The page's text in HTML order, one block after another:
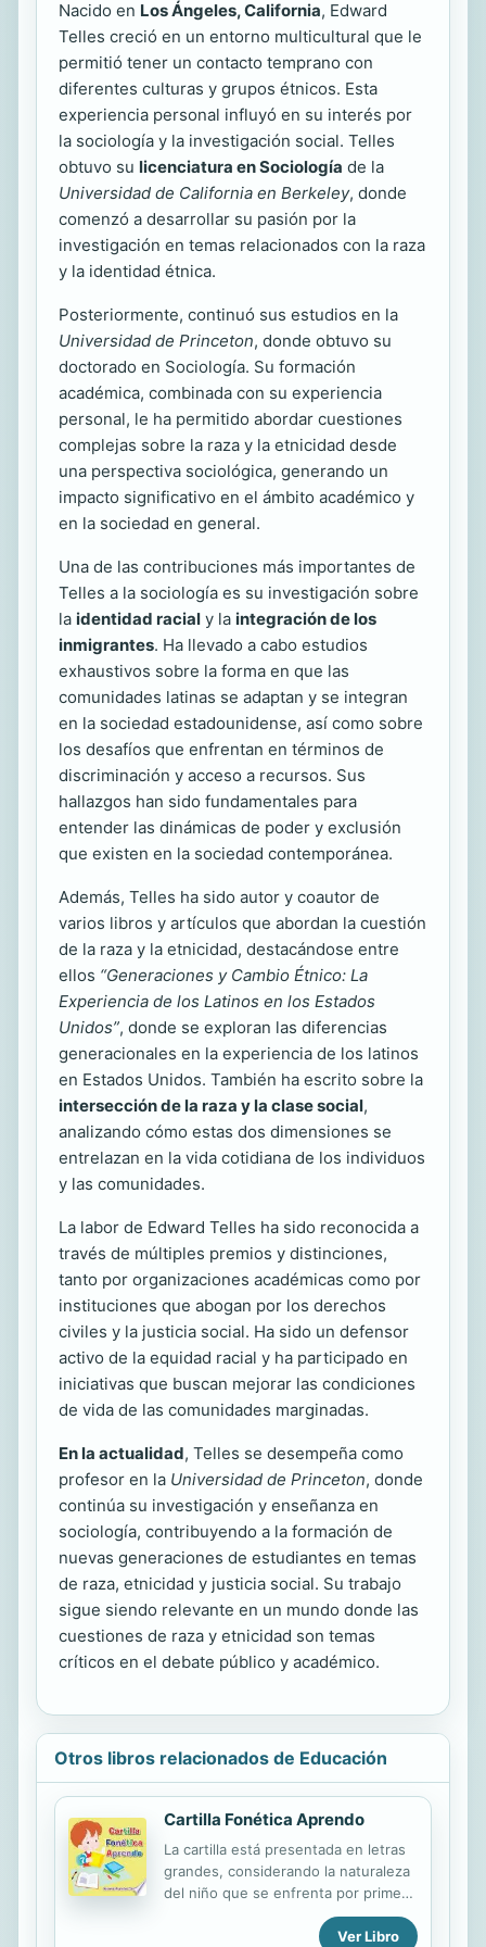
Nacido en Los Ángeles, California, Edward
Telles creció en un entorno multicultural que le
permitió tener un contacto temprano con
diferentes culturas y grupos étnicos. Esta
experiencia personal influyó en su interés por
la sociología y la investigación social. Telles
obtuvo su licenciatura en Sociología de la
Universidad de California en Berkeley, donde
comenzó a desarrollar su pasión por la
investigación en temas relacionados con la raza
y la identidad étnica.
Posteriormente, continuó sus estudios en la
Universidad de Princeton, donde obtuvo su
doctorado en Sociología. Su formación
académica, combinada con su experiencia
personal, le ha permitido abordar cuestiones
complejas sobre la raza y la etnicidad desde
una perspectiva sociológica, generando un
impacto significativo en el ámbito académico y
en la sociedad en general.
Una de las contribuciones más importantes de
Telles a la sociología es su investigación sobre
la identidad racial y la integración de los
inmigrantes. Ha llevado a cabo estudios
exhaustivos sobre la forma en que las
comunidades latinas se adaptan y se integran
en la sociedad estadounidense, así como sobre
los desafíos que enfrentan en términos de
discriminación y acceso a recursos. Sus
hallazgos han sido fundamentales para
entender las dinámicas de poder y exclusión
que existen en la sociedad contemporánea.
Además, Telles ha sido autor y coautor de
varios libros y artículos que abordan la cuestión
de la raza y la etnicidad, destacándose entre
ellos “Generaciones y Cambio Étnico: La
Experiencia de los Latinos en los Estados
Unidos”, donde se exploran las diferencias
generacionales en la experiencia de los latinos
en Estados Unidos. También ha escrito sobre la
intersección de la raza y la clase social,
analizando cómo estas dos dimensiones se
entrelazan en la vida cotidiana de los individuos
y las comunidades.
La labor de Edward Telles ha sido reconocida a
través de múltiples premios y distinciones,
tanto por organizaciones académicas como por
instituciones que abogan por los derechos
civiles y la justicia social. Ha sido un defensor
activo de la equidad racial y ha participado en
iniciativas que buscan mejorar las condiciones
de vida de las comunidades marginadas.
En la actualidad, Telles se desempeña como
profesor en la Universidad de Princeton, donde
continúa su investigación y enseñanza en
sociología, contribuyendo a la formación de
nuevas generaciones de estudiantes en temas
de raza, etnicidad y justicia social. Su trabajo
sigue siendo relevante en un mundo donde las
cuestiones de raza y etnicidad son temas
críticos en el debate público y académico.
Otros libros relacionados de Educación
Cartilla Fonética Aprendo
La cartilla está presentada en letras
grandes, considerando la naturaleza
del niño que se enfrenta por primera
vez, a la lectura. Las palabras se
presentan completas y la división
Ver Libro